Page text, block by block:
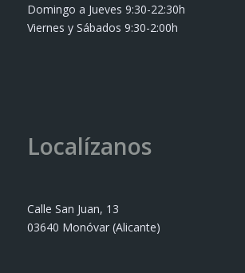
Domingo a Jueves 9:30-22:30h
Viernes y Sábados 9:30-2:00h
Localízanos
Calle San Juan, 13
03640 Monóvar (Alicante)